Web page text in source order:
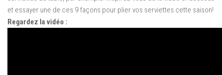
et essayer une de ces 9 façons pour pliervos serviettes cette saison!
Regardez la vidéo :